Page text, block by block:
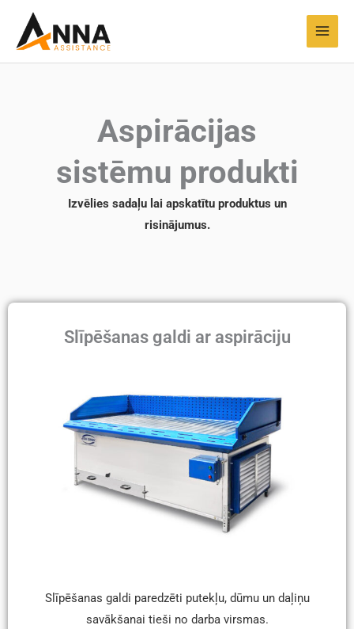
saturu
Aspirācijas
sistēmu produkti
Izvēlies sadaļu lai apskatītu produktus un
risinājumus.
Slīpēšanas galdi ar aspirāciju
Slīpēšanas galdi paredzēti putekļu, dūmu un daļiņu
savākšanai tieši no darba virsmas.